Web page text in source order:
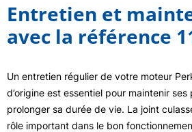
Entretien et
avec la référence
Un entretien régulier de votre moteur
d’origine est essentiel pour maintenir
prolonger sa durée de vie. La joint
rôle important dans le bon